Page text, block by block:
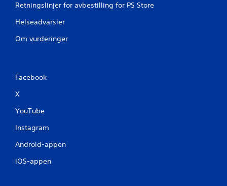
Retningslinjer for avbestilling for PS Store
Helseadvarsler
Om vurderinger
Facebook
X
YouTube
Instagram
Android-appen
iOS-appen